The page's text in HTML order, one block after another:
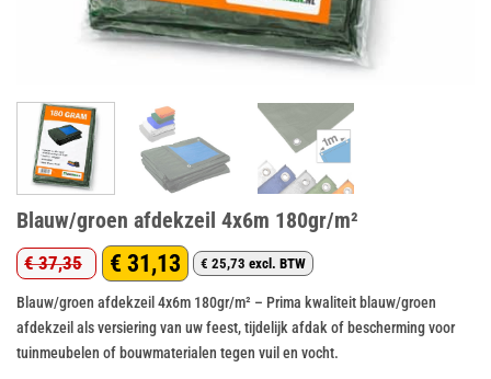
Blauw/groen afdekzeil 4x6m 180gr/m²
€37,35
Oorspronkelijke
prijs
was:
€ 31,13
Huidige
prijs
is:
€ 25,73 excl. BTW
Blauw/groen afdekzeil 4x6m 180gr/m² – Prima kwaliteit blauw/groen
afdekzeil als versiering van uw feest, tijdelijk afdak of bescherming voor
tuinmeubelen of bouwmaterialen tegen vuil en vocht.